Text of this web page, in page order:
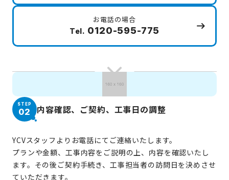
お電話の場合
Tel. 0120-595-775
STEP
02 内容確認、ご契約、工事日の調整
YCVスタッフよりお電話にてご連絡いたします。
プランや金額、工事内容をご説明の上、内容を確認いたし
ます。その後ご契約手続き、工事担当者の訪問日を決めさせ
ていただきます。